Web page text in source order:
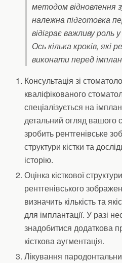
методом відновлення
належна підготовка
відіграє важливу роль
Ось кілька кроків, які
виконати перед
Консультація зі
кваліфікованого
спеціалізується на
детальний огляд вашого
зробить рентгенівське
структури кістки та
історію.
Оцінка кісткової
рентгенівського
визначить кількість та
для імплантації. У разі
знадобитися додаткова
кісткова аугментація.
Лікування